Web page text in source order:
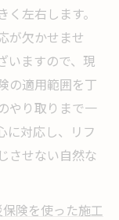
左右します。
が欠かせませ
いますので、現
の適用範囲を丁
やり取りまで一
に対応し、リフ
させない自然な
険を使った施工